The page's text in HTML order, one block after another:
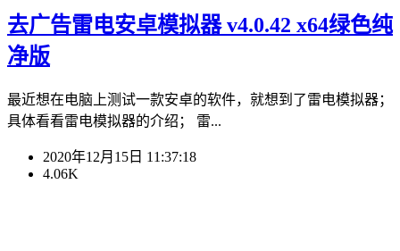
去广告雷电安卓模拟器 v4.0.42 x64绿色纯
净版
最近想在电脑上测试一款安卓的软件，就想到了雷电模拟器；
具体看看雷电模拟器的介绍； 雷...
2020年12月15日 11:37:18
4.06K